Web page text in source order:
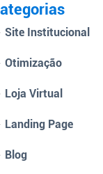
Site Institucional
Otimização
Loja Virtual
Landing Page
Blog